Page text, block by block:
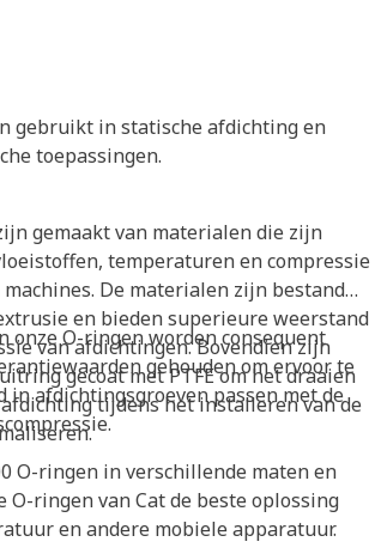
gebruikt in statische afdichting en
toepassingen.
gemaakt van materialen die zijn
temperaturen en compressie
De materialen zijn bestand
en bieden superieure weerstand
van afdichtingen. Bovendien zijn
gecoat met PTFE om het draaien
tijdens het installeren van de
onze O-ringen worden consequent
gehouden om ervoor te
in afdichtingsgroeven passen met de
O-ringen in verschillende maten en
O-ringen van Cat de beste oplossing
en andere mobiele apparatuur.